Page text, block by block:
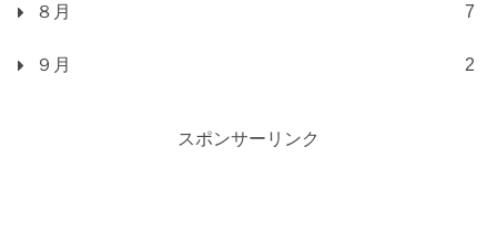
８月 7
９月 2
スポンサーリンク